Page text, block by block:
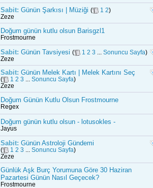
Sabit: Günün Şarkısı | Müziği ( 1 2)
Zeze
Doğum günün kutlu olsun Barisgzl1
Frostmourne
Sabit: Günün Tavsiyesi ( 1 2 3 Sonuncu Sayfa)
Zeze
Sabit: Günün Melek Kartı | Melek Kartını Seç
( 1 2 3 Sonuncu Sayfa)
Zeze
Doğum Günün Kutlu Olsun Frostmourne
Regex
Doğum günün kutlu olsun - lotusokles -
Jayus
Sabit: Günün Astroloji Gündemi
( 1 2 3 Sonuncu Sayfa)
Zeze
Günlük Aşk Burç Yorumuna Göre 30 Haziran
Pazartesi Günün Nasıl Geçecek?
Frostmourne